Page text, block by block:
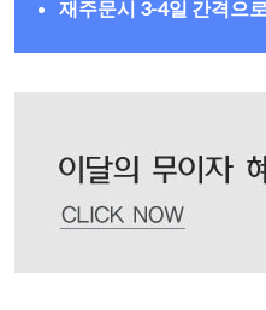
재주문시 3-4일 간격으